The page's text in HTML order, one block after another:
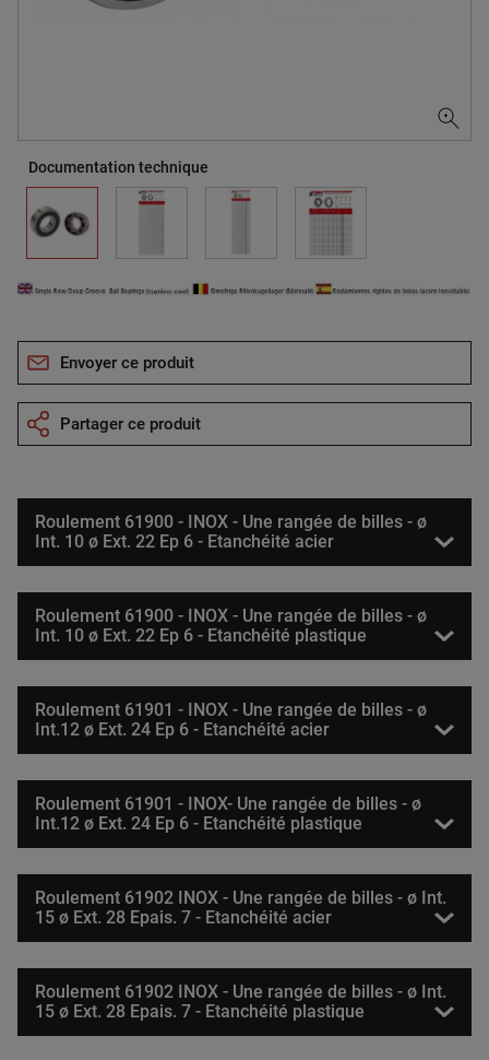
Documentation technique
Envoyer ce produit
Partager ce produit
Roulement 61900 - INOX - Une rangée de billes - ø
Int. 10 ø Ext. 22 Ep 6 - Etanchéité acier
Roulement 61900 - INOX - Une rangée de billes - ø
Int. 10 ø Ext. 22 Ep 6 - Etanchéité plastique
Roulement 61901 - INOX - Une rangée de billes - ø
Int.12 ø Ext. 24 Ep 6 - Etanchéité acier
Roulement 61901 - INOX- Une rangée de billes - ø
Int.12 ø Ext. 24 Ep 6 - Etanchéité plastique
Roulement 61902 INOX - Une rangée de billes - ø Int.
15 ø Ext. 28 Epais. 7 - Etanchéité acier
Roulement 61902 INOX - Une rangée de billes - ø Int.
15 ø Ext. 28 Epais. 7 - Etanchéité plastique